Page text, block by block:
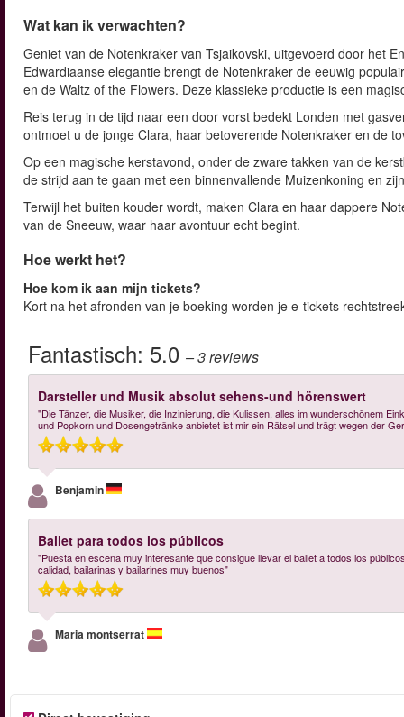
Wat kan ik verwachten?
Geniet van de Notenkraker van Tsjaikovski, uitgevoerd door het
Edwardiaanse elegantie brengt de Notenkraker de eeuwig
en de Waltz of the Flowers. Deze klassieke productie is een
Reis terug in de tijd naar een door vorst bedekt Londen met
ontmoet u de jonge Clara, haar betoverende Notenkraker en de
Op een magische kerstavond, onder de zware takken van de
de strijd aan te gaan met een binnenvallende Muizenkoning en
Terwijl het buiten kouder wordt, maken Clara en haar dappere
van de Sneeuw, waar haar avontuur echt begint.
Hoe werkt het?
Hoe kom ik aan mijn tickets?
Kort na het afronden van je boeking worden je e-tickets
Fantastisch: 5.0 – 3reviews
Darsteller und Musik absolut sehens-und hörenswert
"Die Tänzer, die Musiker, die Inzinierung, die Kulissen, alles im wunderschönem
und Popkorn und Dosengetränke anbietet ist mir ein Rätsel und trägt wegen der
Benjamin
Ballet para todos los públicos
"Puesta en escena muy interesante que consigue llevar el ballet a todos los
calidad, bailarinas y bailarines muy buenos"
Maria montserrat